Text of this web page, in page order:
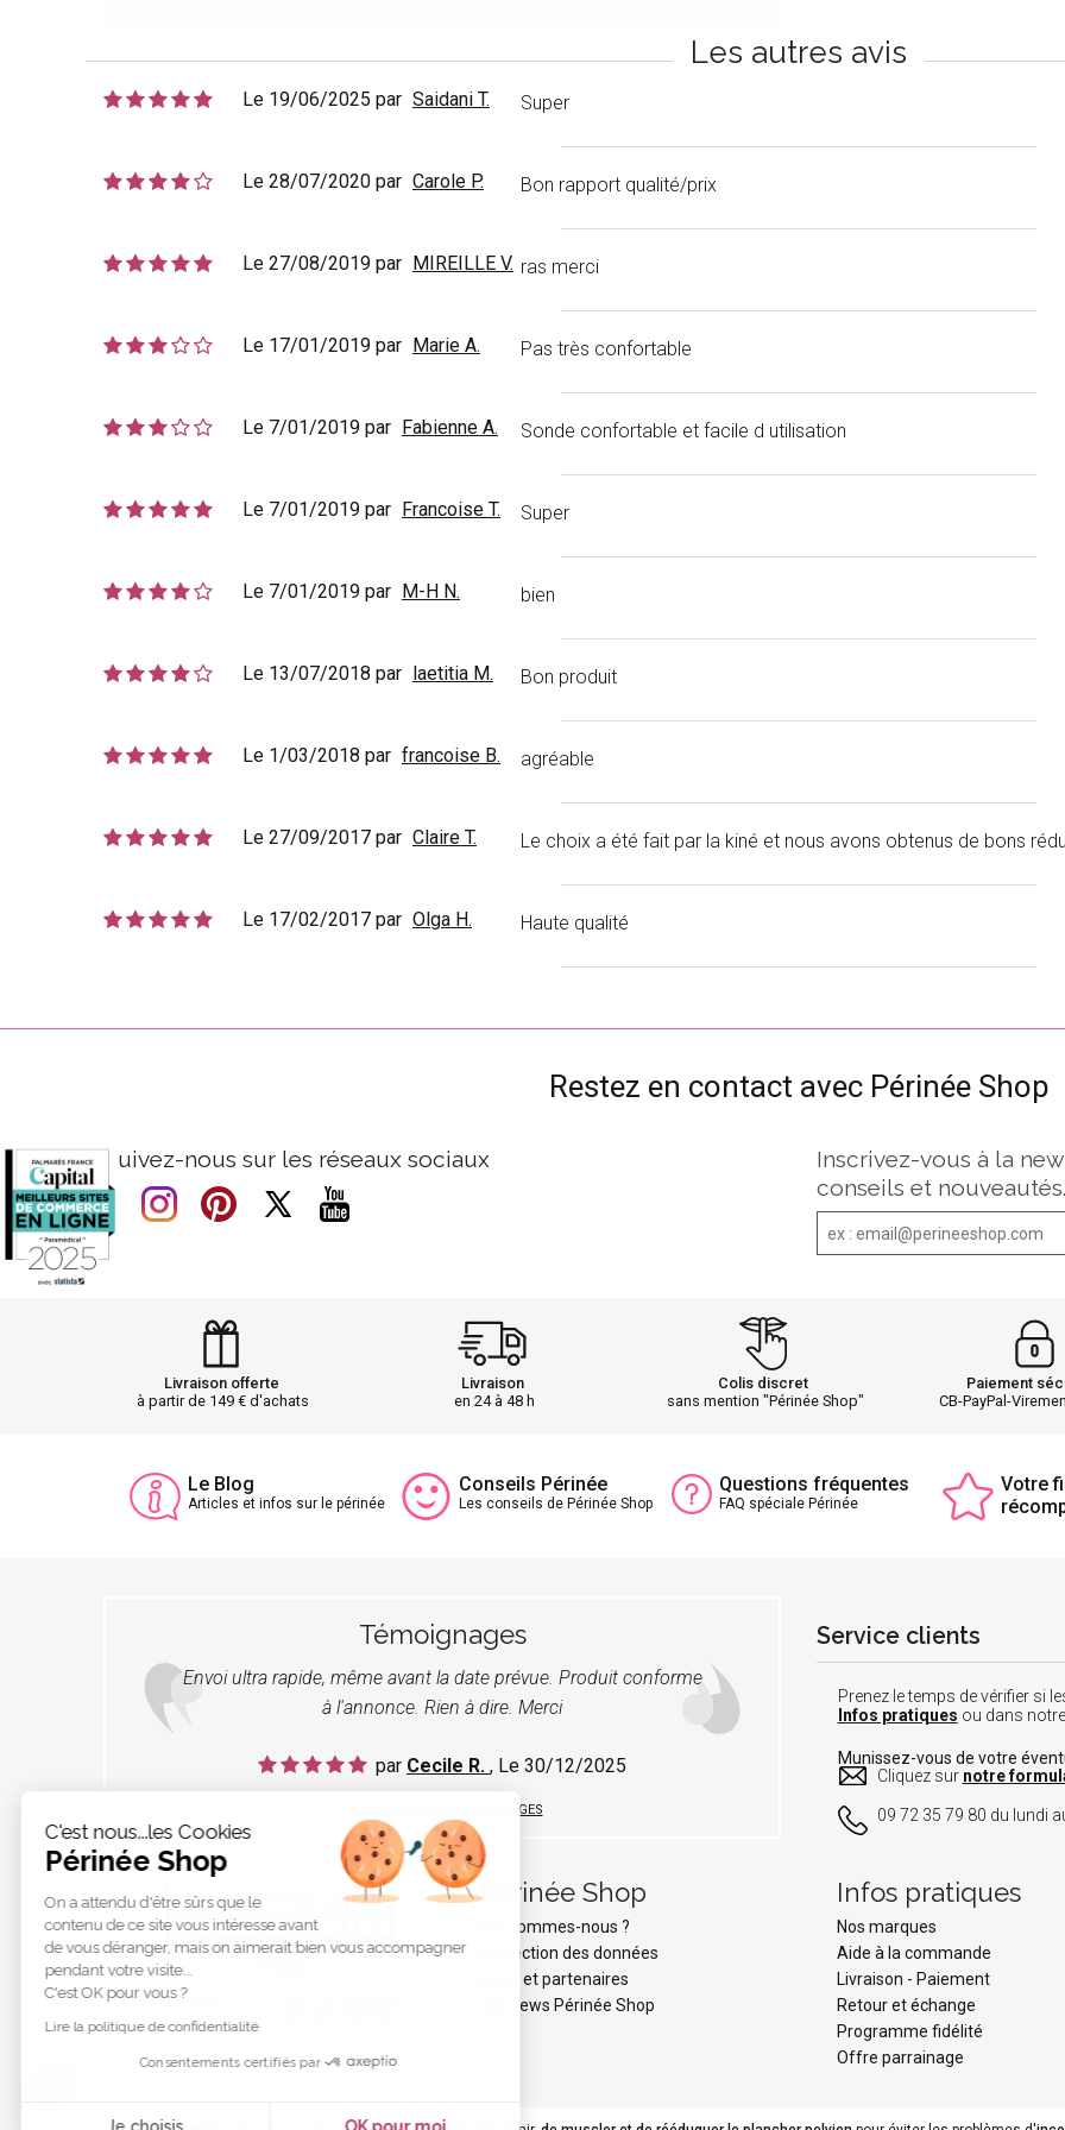
Les autres avis
Le 19/06/2025 par Saidani T. Super
Le 28/07/2020 par Carole P. Bon rapport qualité/prix
Le 27/08/2019 par MIREILLE V. ras merci
Le 17/01/2019 par Marie A. Pas très confortable
Le 7/01/2019 par Fabienne A. Sonde confortable et facile d utilisation
Le 7/01/2019 par Francoise T. Super
Le 7/01/2019 par M-H N. bien
Le 13/07/2018 par laetitia M. Bon produit
Le 1/03/2018 par francoise B. agréable
Le 27/09/2017 par Claire T. Le choix a été fait par la kiné et nous avons obtenus de bons
Le 17/02/2017 par Olga H. Haute qualité
Restez en contact avec Périnée Shop
Suivez-nous sur les réseaux sociaux
Inscrivez-vous à la
conseils et nouveautés.
Livraison offerte
à partir de 149 € d'achats
Livraison
en 24 à 48 h
Colis discret
sans mention "Périnée Shop"
Paiement
CB-PayPal-
Le Blog
Articles et infos sur le périnée
Conseils Périnée
Les conseils de Périnée Shop
Questions fréquentes
FAQ spéciale Périnée
Votre
Témoignages
Envoi ultra rapide, même avant la date prévue. Produit conforme
à l'annonce. Rien à dire. Merci
par Cecile R. , Le 30/12/2025
LIRE TOUS LES TÉMOIGNAGES
Service clients
Prenez le temps de vérifier si
Infos pratiques ou dans notre
Munissez-vous de votre
Cliquez sur notre
09 72 35 79 80 du lundi
Périnée Shop
Qui sommes-nous ?
Protection des données
Liens et partenaires
Les news Périnée Shop
Infos pratiques
Nos marques
Aide à la commande
Livraison - Paiement
Retour et échange
Programme fidélité
Offre parrainage
C'est nous...les Cookies
Périnée Shop
On a attendu d'être sûrs que le
contenu de ce site vous intéresse avant
de vous déranger, mais on aimerait bien vous accompagner
pendant votre visite...
C'est OK pour vous ?
Lire la politique de confidentialité
Consentements certifiés par